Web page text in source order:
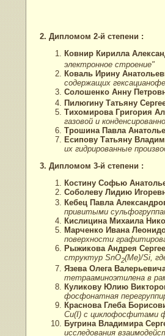
2. Дипломом 2-й степени :
Ковнир Кирилла
электронное строение"
Коваль Ирину
содержащих
Солошенко Анну
Пилюгину Татьяну
Тихомирова Григория
газовой и
Трошина Павла
Есипову Татьяну
их гидрированные
3. Дипломом 3-й степени :
Костину Софью
Соболеву Лидию
Кебец Павла
привитыми
Кислицина Михаила
Марченко Ивана
поверхности
Рыжикова Андрея
структур SnO2(Me)/Si,
Язева Олега
тетрааминоэтилена в
Куликову Юлию
фосфонатная
Краснова Глеба
Cu(I) с циклофосфитами
Бугрина Владимира
исследования